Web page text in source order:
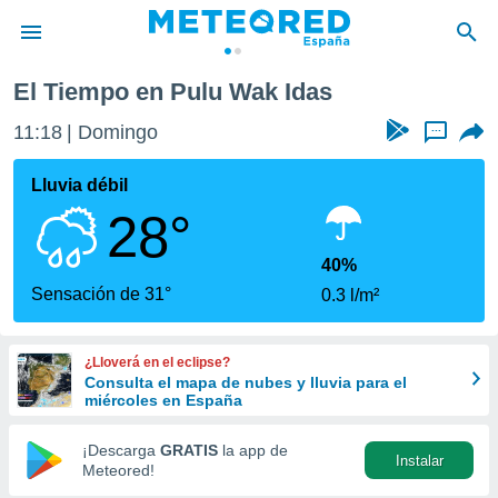
de
por
se
calidad.
a este
las
y
forma
digital
basada
El Tiempo en Pulu Wak Idas
11:18 Domingo ...
Lluvia débil
28°
Sensación de 31°
40%
0.3 l/m²
¿Lloverá en el eclipse?
Consulta el mapa de nubes y lluvia para el
miércoles en España
¡Descarga GRATIS la app de
Meteored!
Instalar